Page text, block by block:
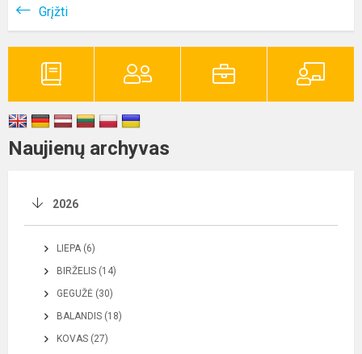
Grįžti
Naujienų archyvas
2026
LIEPA (6)
BIRŽELIS (14)
GEGUŽĖ (30)
BALANDIS (18)
KOVAS (27)